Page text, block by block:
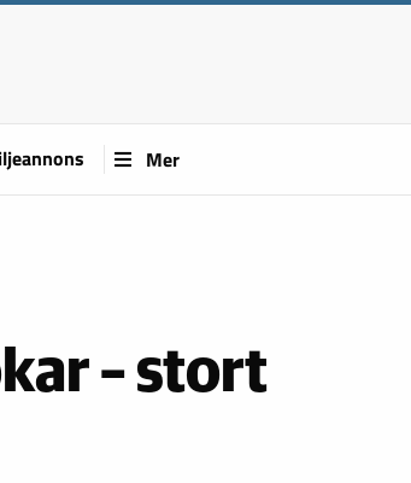
Mer
– stort